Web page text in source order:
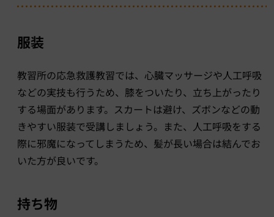
服装
教習所の応急救護教習では、心臓マッサージや人工呼吸
などの実技も行うため、膝をついたり、立ち上がったり
する場面があります。スカートは避け、ズボンなどの動
きやすい服装で受講しましょう。また、人工呼吸をする
際に邪魔になってしまうため、髪が長い場合は結んでお
いた方が良いです。
持ち物